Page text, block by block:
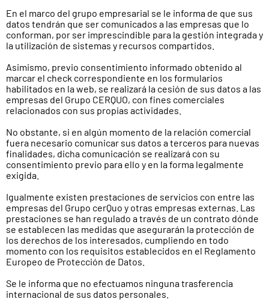
En el marco del grupo empresarial se le informa de que sus
datos tendrán que ser comunicados a las empresas que lo
conforman, por ser imprescindible para la gestión integrada y
la utilización de sistemas y recursos compartidos.
Asimismo, previo consentimiento informado obtenido al
marcar el check correspondiente en los formularios
habilitados en la web, se realizará la cesión de sus datos a las
empresas del Grupo CERQUO, con fines comerciales
relacionados con sus propias actividades.
No obstante, si en algún momento de la relación comercial
fuera necesario comunicar sus datos a terceros para nuevas
finalidades, dicha comunicación se realizará con su
consentimiento previo para ello y en la forma legalmente
exigida.
Igualmente existen prestaciones de servicios con entre las
empresas del Grupo cerQuo y otras empresas externas. Las
prestaciones se han regulado a través de un contrato dónde
se establecen las medidas que asegurarán la protección de
los derechos de los interesados, cumpliendo en todo
momento con los requisitos establecidos en el Reglamento
Europeo de Protección de Datos.
Se le informa que no efectuamos ninguna trasferencia
internacional de sus datos personales.